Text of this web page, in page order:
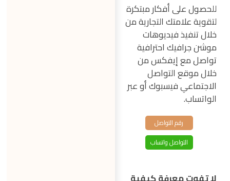
للحصول على أفكار مبتكرة
لتقوية علامتك التجارية من
خلال تنفيذ فيديوهات
موشن جرافيك احترافية
تواصل مع إيفكس من
خلال موقع التواصل
الاجتماعي فيسبوك أو عبر
الواتساب.
رقم التواصل
التواصل واتساب